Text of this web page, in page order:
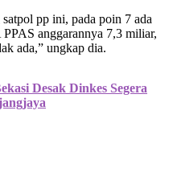
pp ini, pada poin 7 ada
anggarannya 7,3 miliar,
ada,” ungkap dia.
Desak Dinkes Segera